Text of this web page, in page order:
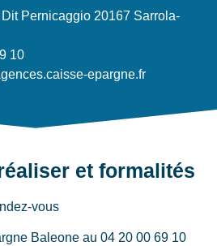
Pernicaggio 20167 Sarrola-
10
epargne.fr
et formalités
vous
Baleone au 04 20 00 69 10